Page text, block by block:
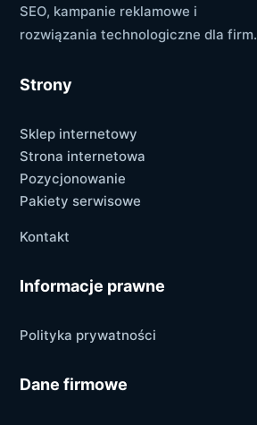
SEO, kampanie reklamowe i
rozwiązania technologiczne dla firm.
Strony
Sklep internetowy
Strona internetowa
Pozycjonowanie
Pakiety serwisowe
Kontakt
Informacje prawne
Polityka prywatności
Dane firmowe